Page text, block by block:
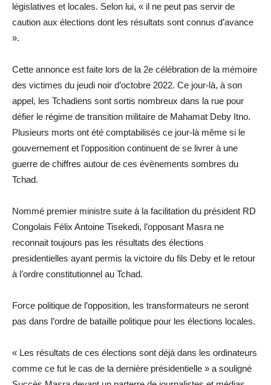
législatives et locales. Selon lui, « il ne peut pas servir de
caution aux élections dont les résultats sont connus d’avance
».
Cette annonce est faite lors de la 2e célébration de la mémoire
des victimes du jeudi noir d’octobre 2022. Ce jour-là, à son
appel, les Tchadiens sont sortis nombreux dans la rue pour
défier le régime de transition militaire de Mahamat Deby Itno.
Plusieurs morts ont été comptabilisés ce jour-là même si le
gouvernement et l’opposition continuent de se livrer à une
guerre de chiffres autour de ces évènements sombres du
Tchad.
Nommé premier ministre suite à la facilitation du président RD
Congolais Félix Antoine Tisekedi, l’opposant Masra ne
reconnait toujours pas les résultats des élections
presidentielles ayant permis la victoire du fils Deby et le retour
à l’ordre constitutionnel au Tchad.
Force politique de l’opposition, les transformateurs ne seront
pas dans l’ordre de bataille politique pour les élections locales.
« Les résultats de ces élections sont déjà dans les ordinateurs
comme ce fut le cas de la dernière présidentielle » a souligné